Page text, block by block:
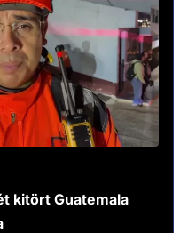
kitört Guatemala